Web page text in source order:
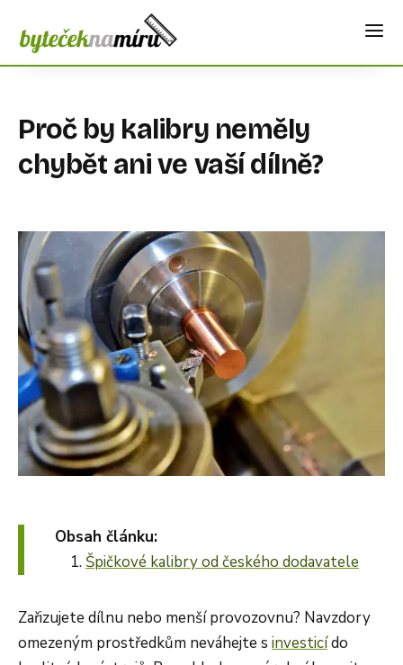
Proč by kalibry neměly
chybět ani ve vaší dílně?
Obsah článku:
Špičkové kalibry od českého dodavatele
Zařizujete dílnu nebo menší provozovnu? Navzdory
omezeným prostředkům neváhejte s investicído